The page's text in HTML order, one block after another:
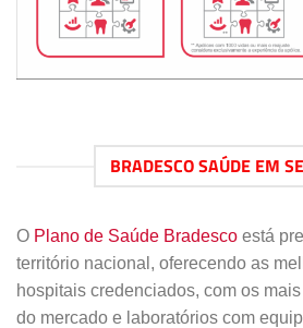
BRADESCO SAÚDE EM
O Plano de Saúde Bradesco está
território nacional, oferecendo as
hospitais credenciados, com os
do mercado e laboratórios com